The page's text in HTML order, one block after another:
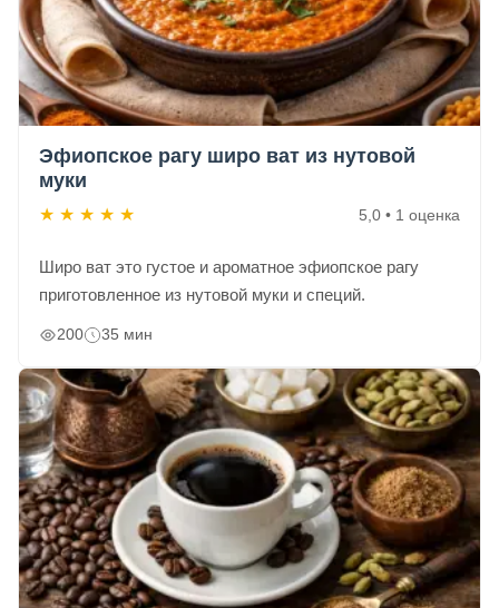
Эфиопское рагу широ ват из нутовой
муки
★ ★ ★ ★ ★ 5,0 • 1 оценка
Широ ват это густое и ароматное эфиопское рагу
приготовленное из нутовой муки и специй.
200 35 мин